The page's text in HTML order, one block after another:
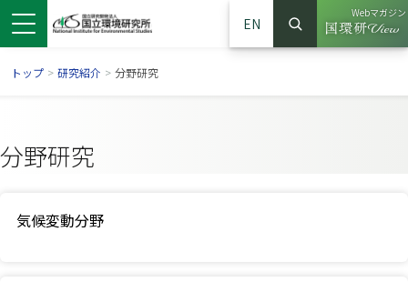
EN
サイト内検索
検索
Webマガジン
（別ウイ
トップ > 研究紹介 > 分野研究
分野研究
気候変動分野